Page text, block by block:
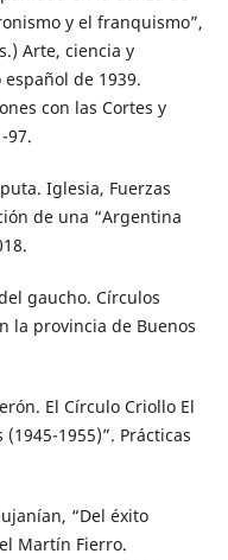
y el franquismo”,
Arte, ciencia y
de 1939.
con las Cortes y
97.
Iglesia, Fuerzas
de una “Argentina
gaucho. Círculos
la provincia de Buenos
El Círculo Criollo El
1955)”. Prácticas
“Del éxito
Martín Fierro.